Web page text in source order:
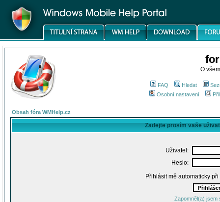
O
FAQ Hledat
Osobní nastavení
Obsah fóra WMHelp.cz
Zadejte prosím vaše
Uživatel:
Heslo:
Přihlásit mě automaticky
Zapomněl(a) jsem